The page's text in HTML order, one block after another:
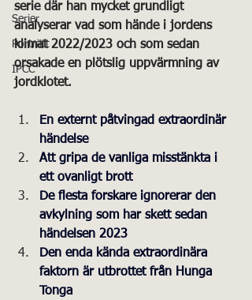
Serier
Porträtt
IPCC
serie där han mycket grundligt
analyserar vad som hände i jordens
klimat 2022/2023 och som sedan
orsakade en plötslig uppvärmning av
jordklotet.
En externt påtvingad extraordinär
händelse
Att gripa de vanliga misstänkta i
ett ovanligt brott
De flesta forskare ignorerar den
avkylning som har skett sedan
händelsen 2023
Den enda kända extraordinära
faktorn är utbrottet från Hunga
Tonga